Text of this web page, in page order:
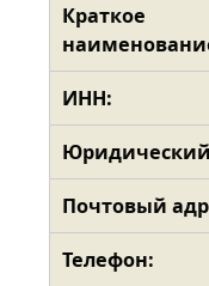
Краткое
ИНН:
Почтовый
Телефон: